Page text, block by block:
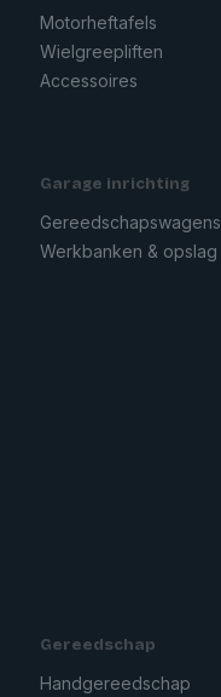
Motorheftafels
Wielgreepliften
Accessoires
Garage inrichting
Gereedschapswagens
Werkbanken & opslag
Gereedschap
Handgereedschap